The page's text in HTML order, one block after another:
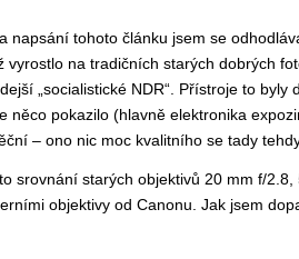
napsání tohoto článku jsem se
vyrostlo na tradičních starých dobrých
„socialistické NDR“. Přístroje to byly
něco pokazilo (hlavně elektronika
– ono nic moc kvalitního se tady
srovnání starých objektivů 20 mm f/
objektivy od Canonu. Jak jsem